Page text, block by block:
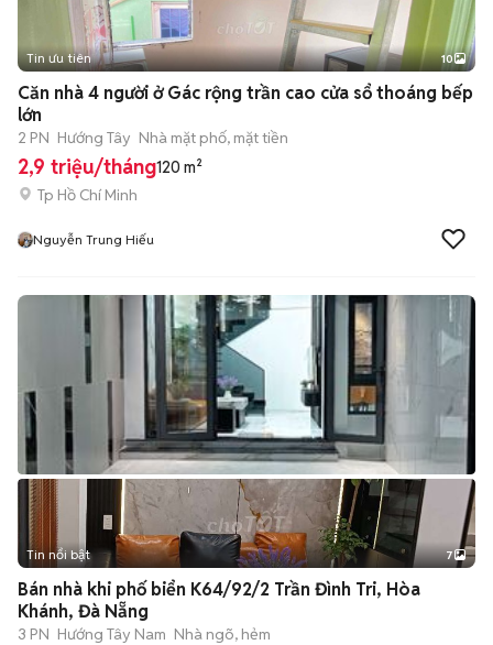
+2
Tin ưu tiên 10
Căn nhà 4 người ở Gác rộng trần cao cửa sổ thoáng bếp
lớn
2 PN Hướng Tây Nhà mặt phố, mặt tiền
2,9 triệu/tháng120 m²
Tp Hồ Chí Minh
Nguyễn Trung Hiếu
+2
Tin nổi bật 7
Bán nhà khi phố biển K64/92/2 Trần Đình Tri, Hòa
Khánh, Đà Nẵng
3 PN Hướng Tây Nam Nhà ngõ, hẻm